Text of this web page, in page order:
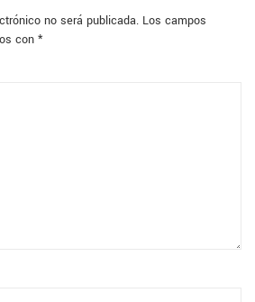
no será publicada. Los campos
con *